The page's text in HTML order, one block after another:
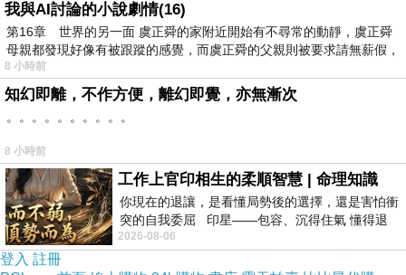
新聞分享
臉書《告白中一中》粉絲專頁昨日有一名嶺東高
中的女生匿名po失戀文，內容陳述自己愛上一名
台中一中男生，卻發現男生漸漸與一位國中「小
三」愈走愈近，對「小三」噓寒問暖、呵護備
我與AI討論的小說劇情(16)
第16章 世界的另一面 虞正舜的家附近開始有不尋常的動靜，虞正舜
母親都發現好像有被跟蹤的感覺，而虞正舜的父親則被要求請無薪假，
8 小時前
知幻即離，不作方便，離幻即覺，亦無漸次
。。。。。。。。。。
8 小時前
工作上官印相生的柔順智慧 | 命理知識
你現在的退讓，是看懂局勢後的選擇，還是害怕衝
突的自我委屈 印星——包容、沉得住氣 懂得退
一步觀察，不會
2026-08-06
登入 註冊